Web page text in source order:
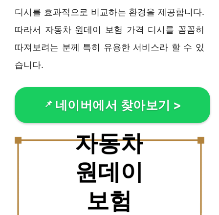
디시를 효과적으로 비교하는 환경을 제공합니다.
따라서 자동차 원데이 보험 가격 디시를 꼼꼼히
따져보려는 분께 특히 유용한 서비스라 할 수 있
습니다.
네이버에서 찾아보기 >